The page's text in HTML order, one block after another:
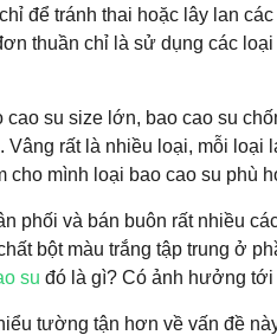
để tránh thai hoặc lây lan
thuần chỉ là sử dụng các
su size lớn, bao cao su
rất là nhiều loại, mỗi loại
cho mình loại bao cao su phù
phối và bán buôn rất nhiều
bột màu trắng tập trung ở
su đó là gì? Có ảnh hưởng
tường tận hơn về vấn đề